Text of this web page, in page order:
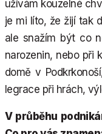
užívám kouzelné
je mi líto, že žijí tak
ale snažím být co
narozenin, nebo při
domě v
legrace při hrách,
V průběhu